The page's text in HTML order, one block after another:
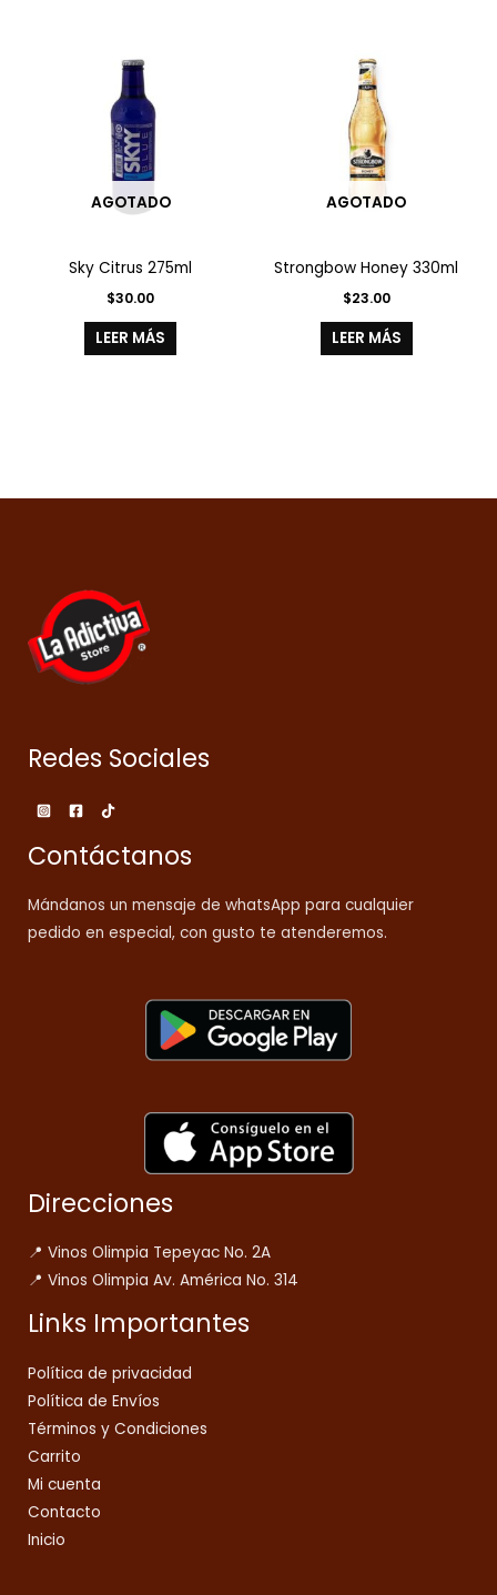
AGOTADO
Sky Citrus 275ml
$30.00
LEER MÁS
AGOTADO
Strongbow Honey 330ml
$23.00
LEER MÁS
Redes Sociales
Contáctanos
Mándanos un mensaje de whatsApp para cualquier
pedido en especial, con gusto te atenderemos.
Direcciones
📍 Vinos Olimpia Tepeyac No. 2A
📍 Vinos Olimpia Av. América No. 314
Links Importantes
Política de privacidad
Política de Envíos
Términos y Condiciones
Carrito
Mi cuenta
Contacto
Inicio